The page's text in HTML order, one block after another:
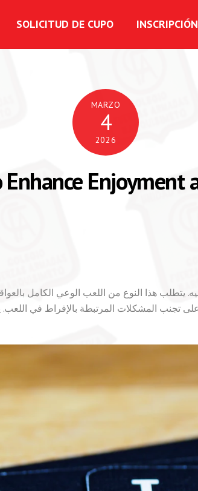
SOLICITUD DE CUPO INSCRIPCIÓN
MARZO
4
2026
Enjoyment
يتطلب هذا النوع من اللعب الوعي الكامل
على تجنب المشكلات المرتبطة بالإفراط في